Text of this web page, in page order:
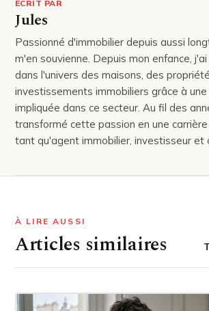
ÉCRIT PAR
Jules
Passionné d'immobilier depuis aussi
m'en souvienne. Depuis mon enfance,
dans l'univers des maisons, des
investissements immobiliers grâce à
impliquée dans ce secteur. Au fil des
transformé cette passion en une
tant qu'agent immobilier, investisseur et
À LIRE AUSSI
Articles similaires